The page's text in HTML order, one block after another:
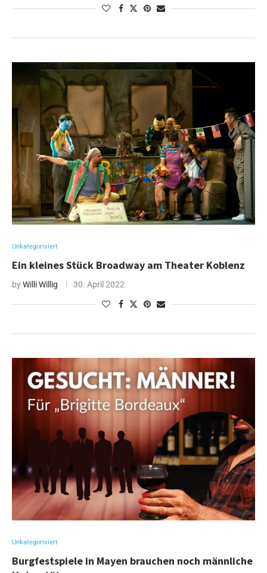
Unkategorisiert
Ein kleines Stück Broadway am Theater Koblenz
byWilli Willig 30. April 2022
Unkategorisiert
Burgfestspiele in Mayen brauchen noch männliche